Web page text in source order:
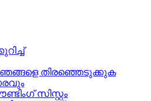
തിരഞ്ഞെടുക്കുക
സിസ്റ്റം